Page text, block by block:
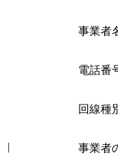
事業者
電話番
回線種
事業者